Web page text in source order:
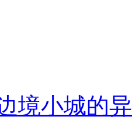
境小城的